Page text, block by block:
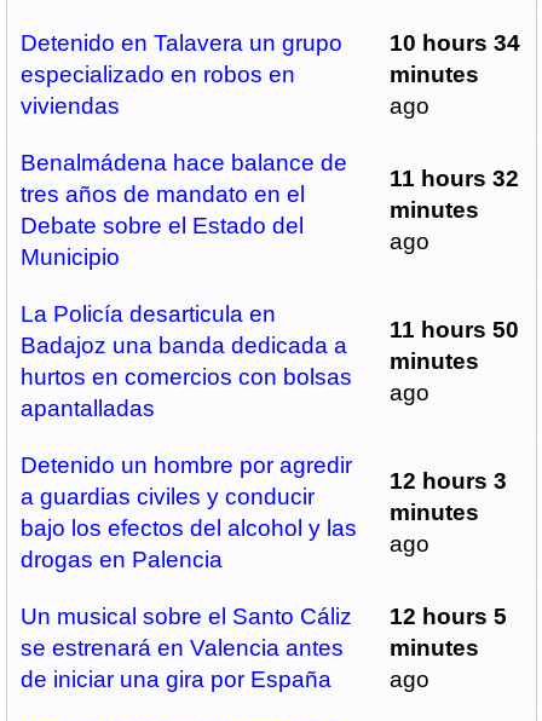
Detenido en Talavera un grupo
especializado en robos en
viviendas
10 hours 34
minutes
ago
Benalmádena hace balance de
tres años de mandato en el
Debate sobre el Estado del
Municipio
11 hours 32
minutes
ago
La Policía desarticula en
Badajoz una banda dedicada a
hurtos en comercios con bolsas
apantalladas
11 hours 50
minutes
ago
Detenido un hombre por agredir
a guardias civiles y conducir
bajo los efectos del alcohol y las
drogas en Palencia
12 hours 3
minutes
ago
Un musical sobre el Santo Cáliz
se estrenará en Valencia antes
de iniciar una gira por España
12 hours 5
minutes
ago